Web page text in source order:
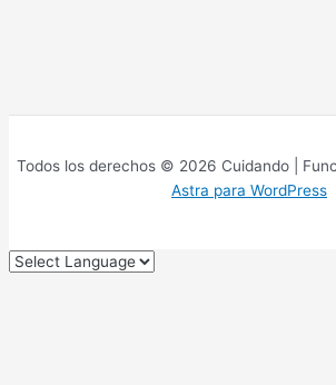
Todos los derechos © 2026 Cuidando |
Astra para WordPress